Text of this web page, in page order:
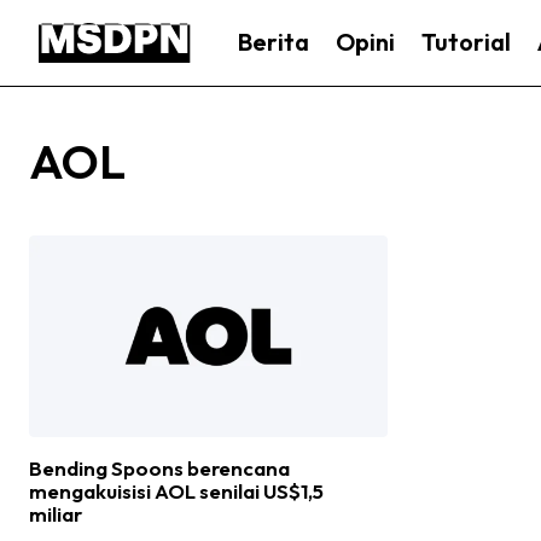
Berita Opini Tutorial
AOL
Bending Spoons berencana
mengakuisisi AOL senilai US$1,5
miliar